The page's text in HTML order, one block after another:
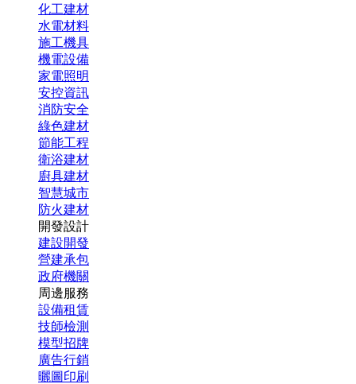
化工建材
水電材料
施工機具
機電設備
家電照明
安控資訊
消防安全
綠色建材
節能工程
衛浴建材
廚具建材
智慧城市
防火建材
開發設計
建設開發
營建承包
政府機關
周邊服務
設備租賃
技師檢測
模型招牌
廣告行銷
曬圖印刷